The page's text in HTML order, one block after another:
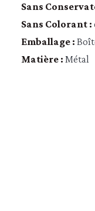
Sans
Sans Colorant :
Emballage :
Matière : Métal